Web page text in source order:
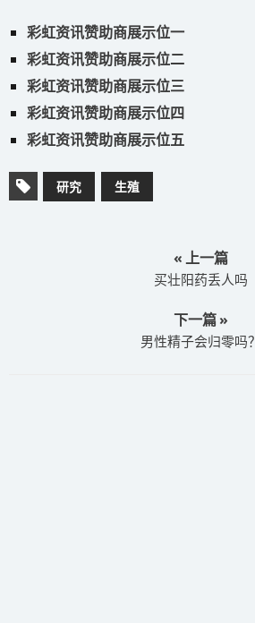
彩虹资讯赞助商展示位一
彩虹资讯赞助商展示位二
彩虹资讯赞助商展示位三
彩虹资讯赞助商展示位四
彩虹资讯赞助商展示位五
研究 生殖
« 上一篇
买壮阳药丢人吗
下一篇 »
男性精子会归零吗？